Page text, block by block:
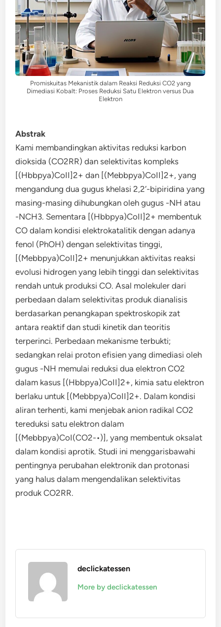
Promiskuitas Mekanistik dalam Reaksi Reduksi CO2 yang
Dimediasi Kobalt: Proses Reduksi Satu Elektron versus Dua
Elektron
Abstrak
Kami membandingkan aktivitas reduksi karbon
dioksida (CO2RR) dan selektivitas kompleks
[(Hbbpya)CoII]2+ dan [(Mebbpya)CoII]2+, yang
mengandung dua gugus khelasi 2,2′-bipiridina yang
masing-masing dihubungkan oleh gugus -NH atau
-NCH3. Sementara [(Hbbpya)CoII]2+ membentuk
CO dalam kondisi elektrokatalitik dengan adanya
fenol (PhOH) dengan selektivitas tinggi,
[(Mebbpya)CoII]2+ menunjukkan aktivitas reaksi
evolusi hidrogen yang lebih tinggi dan selektivitas
rendah untuk produksi CO. Asal molekuler dari
perbedaan dalam selektivitas produk dianalisis
berdasarkan penangkapan spektroskopik zat
antara reaktif dan studi kinetik dan teoritis
terperinci. Perbedaan mekanisme terbukti;
sedangkan relai proton efisien yang dimediasi oleh
gugus -NH memulai reduksi dua elektron CO2
dalam kasus [(Hbbpya)CoII]2+, kimia satu elektron
berlaku untuk [(Mebbpya)CoII]2+. Dalam kondisi
aliran terhenti, kami menjebak anion radikal CO2
tereduksi satu elektron dalam
[(Mebbpya)CoI(CO2-•)], yang membentuk oksalat
dalam kondisi aprotik. Studi ini menggarisbawahi
pentingnya perubahan elektronik dan protonasi
yang halus dalam mengendalikan selektivitas
produk CO2RR.
declickatessen
More by declickatessen